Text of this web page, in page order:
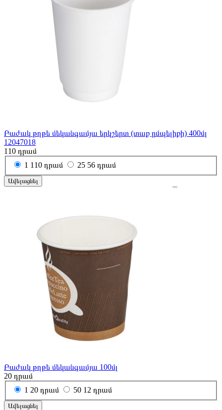
Բաժակ թղթե մեկանգամյա երկշերտ (տաք ըմպելիքի) 400մլ
12047018
110 դրամ
1 110 դրամ 25 56 դրամ
Ավելացնել
Բաժակ թղթե մեկանգամյա 100մլ
20 դրամ
1 20 դրամ 50 12 դրամ
Ավելացնել